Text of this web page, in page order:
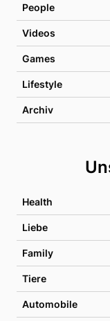
People
Videos
Games
Lifestyle
Archiv
Health
Liebe
Family
Tiere
Automobile